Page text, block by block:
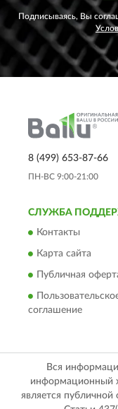
Подписываясь, Вы
8 (499) 653-87-66
ПН-ВС 9:00-21:00
СЛУЖБА
Контакты
Карта сайта
Публичная
соглашение
Вся
информационный
является